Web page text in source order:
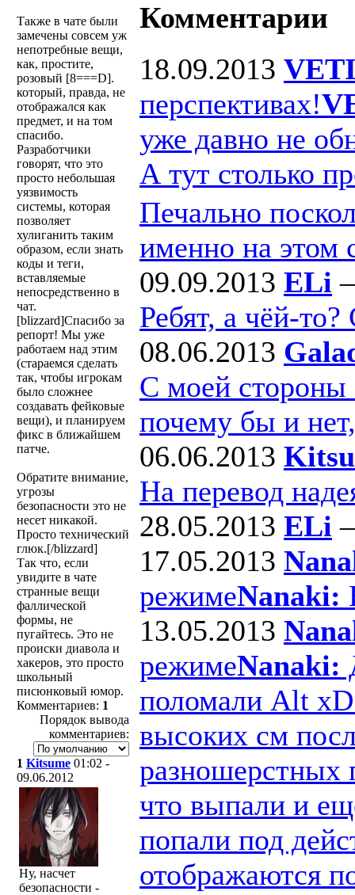
Также в чате были
замечены совсем уж
непотребные вещи,
как, простите,
розовый [8===D].
который, правда, не
отображался как
предмет, и на том
спасибо.
Разработчики
говорят, что это
просто небольшая
уязвимость
системы, которая
позволяет
хулиганить таким
образом, если знать
коды и теги,
вставляемые
непосредственно в
чат.
[blizzard]Спасибо за
репорт! Мы уже
работаем над этим
(стараемся сделать
так, чтобы игрокам
было сложнее
создавать фейковые
вещи), и планируем
фикс в ближайшем
патче.
Обратите внимание,
угрозы
безопасности это не
несет никакой.
Просто технический
глюк.[/blizzard]
Так что, если
увидите в чате
странные вещи
фаллической
формы, не
пугайтесь. Это не
происки диавола и
хакеров, это просто
школьный
писюнковый юмор.
Комментариев: 1
Порядок вывода
комментариев:
1 Kitsume 01:02 -
09.06.2012
Ну, насчет
безопасности -
Комментарии
18.09.2013
перспективах!
уже давно не
А тут столько
Печально
именно на этом
09.09.2013 ELi
Ребят, а чёй-
08.06.2013
С моей стороны
почему бы и
06.06.2013
На перевод
28.05.2013 ELi
17.05.2013
режимеNanaki:
13.05.2013
режимеNanaki:
поломали Alt
высоких см
разношерстных
что выпали и
попали под
отображаются